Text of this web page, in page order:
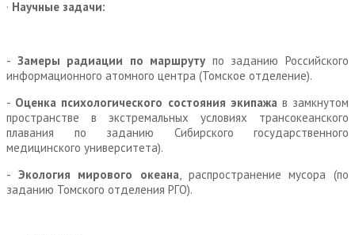
· Научные задачи:
- Замеры радиации по маршруту по заданию Российского
информационного атомного центра (Томское отделение).
- Оценка психологического состояния экипажав замкнутом
пространстве в экстремальных условиях трансокеанского
плавания по заданию Сибирского государственного
медицинского университета).
- Экология мирового океана, распространение мусора (по
заданию Томского отделения РГО).